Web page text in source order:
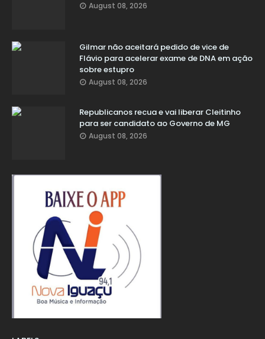
August 08, 2026
Gilmar não aceitará pedido de vice de
Flávio para acelerar exame de DNA em ação
sobre estupro
August 08, 2026
Republicanos recua e vai liberar Cleitinho
para ser candidato ao Governo de MG
August 08, 2026